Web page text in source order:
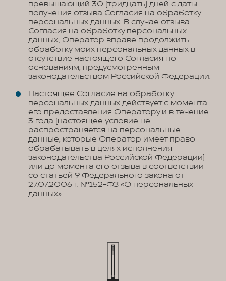
превышающий 30 (тридцать) дней с даты
получения отзыва Согласия на обработку
персональных данных. В случае отзыва
Согласия на обработку персональных
данных, Оператор вправе продолжить
обработку моих персональных данных в
отсутствие настоящего Согласия по
основаниям, предусмотренным
законодательством Российской Федерации.
Настоящее Согласие на обработку
персональных данных действует с момента
его предоставления Оператору и в течение
3 года (настоящее условие не
распространяется на персональные
данные, которые Оператор имеет право
обрабатывать в целях исполнения
законодательства Российской Федерации)
или до момента его отзыва в соответствии
со статьей 9 Федерального закона от
27.07.2006 г. №152-ФЗ «О персональных
данных».